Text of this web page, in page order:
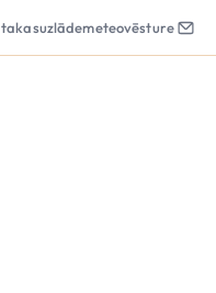
takasuzlādemeteovēsture